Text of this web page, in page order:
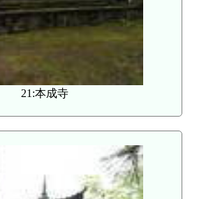
21:本成寺